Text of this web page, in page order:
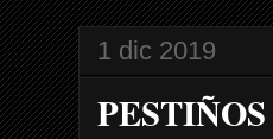
1 dic 2019